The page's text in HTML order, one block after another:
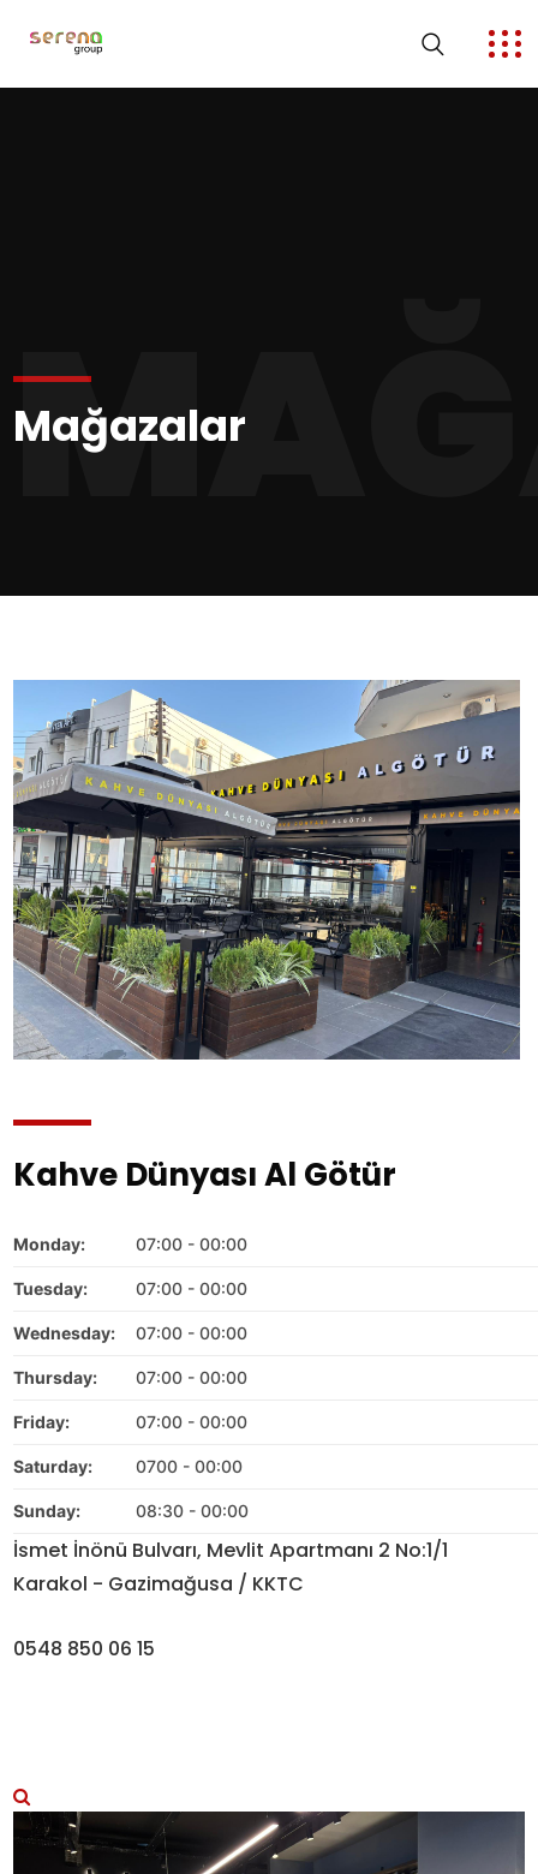
Mağazalar
Kahve Dünyası Al Götür
Monday: 07:00 - 00:00
Tuesday: 07:00 - 00:00
Wednesday: 07:00 - 00:00
Thursday: 07:00 - 00:00
Friday: 07:00 - 00:00
Saturday: 0700 - 00:00
Sunday: 08:30 - 00:00
İsmet İnönü Bulvarı, Mevlit Apartmanı 2 No:1/1
Karakol - Gazimağusa / KKTC
0548 850 06 15